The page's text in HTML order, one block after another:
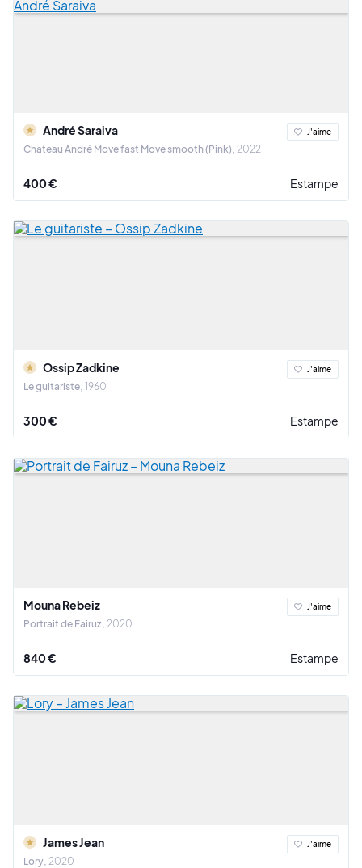
André Saraiva
Chateau André Move fast Move smooth (Pink) 2022
J'aime
400 € Estampe
Ossip Zadkine
Le guitariste 1960
J'aime
300 € Estampe
Mouna Rebeiz
Portrait de Fairuz 2020
J'aime
840 € Estampe
James Jean
Lory 2020
J'aime